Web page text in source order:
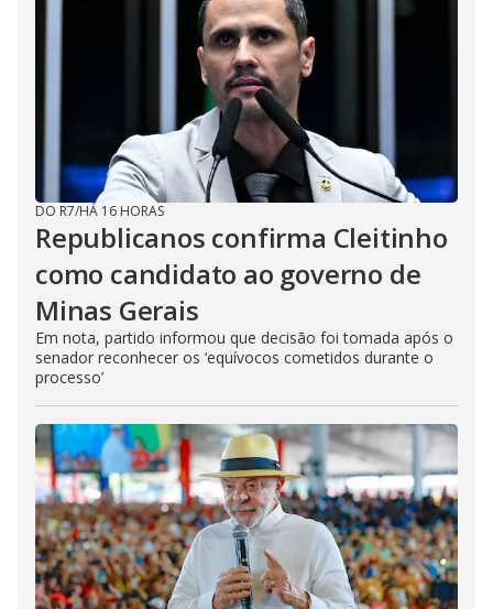
DO R7/HÁ 16 HORAS
Republicanos confirma Cleitinho
como candidato ao governo de
Minas Gerais
Em nota, partido informou que decisão foi tomada após o
senador reconhecer os ‘equívocos cometidos durante o
processo’